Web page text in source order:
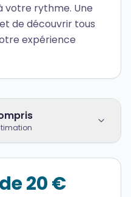
votre rythme. Une
de découvrir tous
expérience
20 €